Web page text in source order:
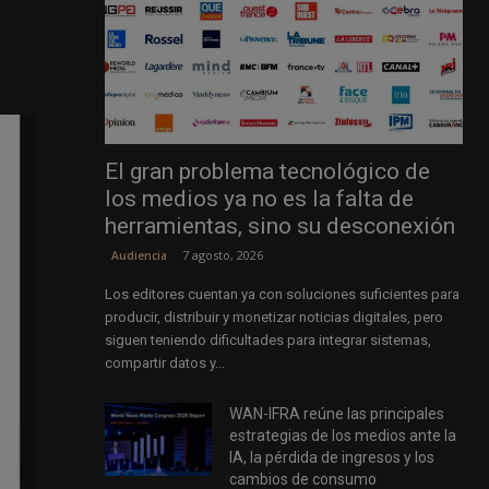
El gran problema tecnológico de
los medios ya no es la falta de
herramientas, sino su desconexión
Audiencia 7 agosto, 2026
Los editores cuentan ya con soluciones suficientes para
producir, distribuir y monetizar noticias digitales, pero
siguen teniendo dificultades para integrar sistemas,
compartir datos y...
WAN-IFRA reúne las principales
estrategias de los medios ante la
IA, la pérdida de ingresos y los
cambios de consumo